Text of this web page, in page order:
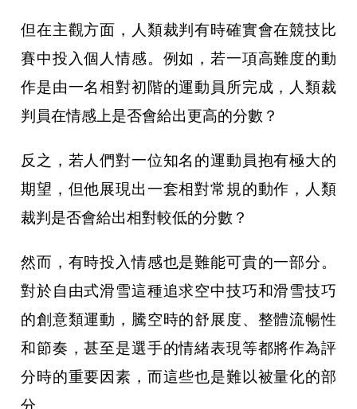
但在主觀方面，人類裁判有時確實會在競技比
賽中投入個人情感。例如，若一項高難度的動
作是由一名相對初階的運動員所完成，人類裁
判員在情感上是否會給出更高的分數？
反之，若人們對一位知名的運動員抱有極大的
期望，但他展現出一套相對常規的動作，人類
裁判是否會給出相對較低的分數？
然而，有時投入情感也是難能可貴的一部分。
對於自由式滑雪這種追求空中技巧和滑雪技巧
的創意類運動，騰空時的舒展度、整體流暢性
和節奏，甚至是選手的情緒表現等都將作為評
分時的重要因素，而這些也是難以被量化的部
分。